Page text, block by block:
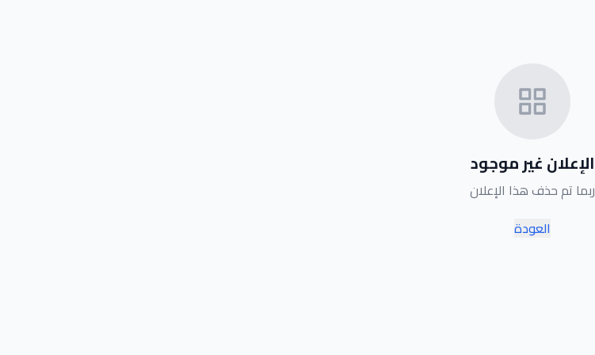
الإعلان غير موجود
ربما تم حذف هذا الإعلان
العودة